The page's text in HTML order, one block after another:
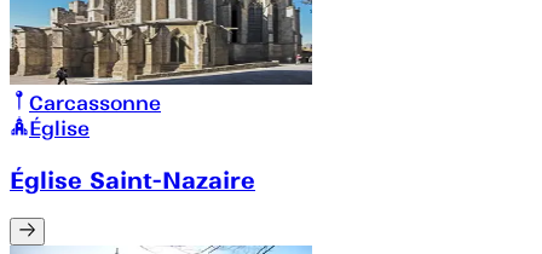
Carcassonne
Église
Église Saint-Nazaire